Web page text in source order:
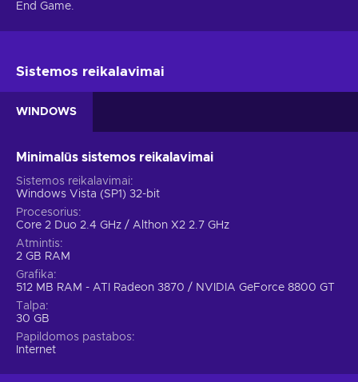
End Game.
Sistemos reikalavimai
WINDOWS
Minimalūs sistemos reikalavimai
Sistemos reikalavimai
Windows Vista (SP1) 32-bit
Procesorius
Core 2 Duo 2.4 GHz / Althon X2 2.7 GHz
Atmintis
2 GB RAM
Grafika
512 MB RAM - ATI Radeon 3870 / NVIDIA GeForce 8800 GT
Talpa
30 GB
Papildomos pastabos
Internet